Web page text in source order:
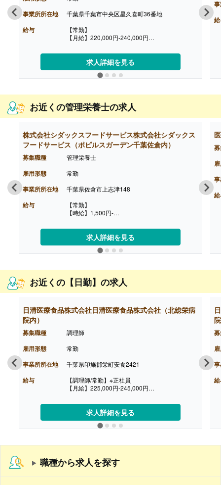
事業所所在地 千葉県千葉市中央区星久喜町36番地
給与
【常勤】
【月給】220,000円-240,000円
・基本給 215,000円-235,000円
・資格手当 5,000円
【賞与】あり※個人評価による
【退職金】あり※勤続3年以上
求人詳細を見る
お近くの管理栄養士の求人
株式会社シダックスフードサービス株式会社シダックス
フードサービス（ポピルスガーデン千葉佐倉内）
募集職種 管理栄養士
雇用形態 常勤
事業所所在地 千葉県佐倉市上志津148
給与
【常勤】
【時給】1,500円-
・時間外勤務手当
・休日勤務手当
・深夜勤務手当（22:00-翌05:00）
【通勤手当】あり（上限なし）※片道2km以上
求人詳細を見る
お近くの【日勤】の求人
日清医療食品株式会社日清医療食品株式会社（北総栄病
院内）
募集職種 調理師
雇用形態 常勤
事業所所在地 千葉県印旛郡栄町安食2421
給与
【調理師/常勤】※正社員
【月給】225,000円-245,000円
・基本給 220,000円-240,000円
・資格手当 5,000円
【賞与】あり※個人評価による
【退職金】あり※勤続3年以上
求人詳細を見る
職種から求人を探す